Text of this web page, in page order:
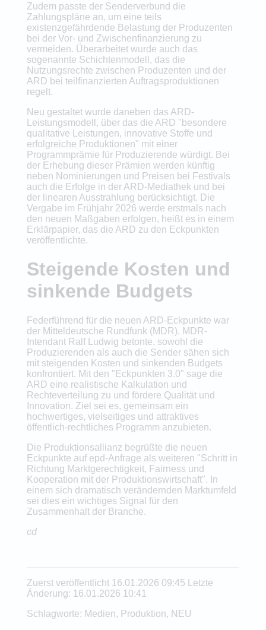
Zudem passte der Senderverbund die
Zahlungspläne an, um eine teils
existenzgefährdende Belastung der Produzenten
bei der Vor- und Zwischenfinanzierung zu
vermeiden. Überarbeitet wurde auch das
sogenannte Schichtenmodell, das die
Nutzungsrechte zwischen Produzenten und der
ARD bei teilfinanzierten Auftragsproduktionen
regelt.
Neu gestaltet wurde daneben das ARD-
Leistungsmodell, über das die ARD "besondere
qualitative Leistungen, innovative Stoffe und
erfolgreiche Produktionen" mit einer
Programmprämie für Produzierende würdigt. Bei
der Erhebung dieser Prämien werden künftig
neben Nominierungen und Preisen bei Festivals
auch die Erfolge in der ARD-Mediathek und bei
der linearen Ausstrahlung berücksichtigt. Die
Vergabe im Frühjahr 2026 werde erstmals nach
den neuen Maßgaben erfolgen, heißt es in einem
Erklärpapier, das die ARD zu den Eckpunkten
veröffentlichte.
Steigende Kosten und
sinkende Budgets
Federführend für die neuen ARD-Eckpunkte war
der Mitteldeutsche Rundfunk (MDR). MDR-
Intendant Ralf Ludwig betonte, sowohl die
Produzierenden als auch die Sender sähen sich
mit steigenden Kosten und sinkenden Budgets
konfrontiert. Mit den "Eckpunkten 3.0" sage die
ARD eine realistische Kalkulation und
Rechteverteilung zu und fördere Qualität und
Innovation. Ziel sei es, gemeinsam ein
hochwertiges, vielseitiges und attraktives
öffentlich-rechtliches Programm anzubieten.
Die Produktionsallianz begrüßte die neuen
Eckpunkte auf epd-Anfrage als weiteren "Schritt in
Richtung Marktgerechtigkeit, Fairness und
Kooperation mit der Produktionswirtschaft". In
einem sich dramatisch verändernden Marktumfeld
sei dies ein wichtiges Signal für den
Zusammenhalt der Branche.
cd
Zuerst veröffentlicht 16.01.2026 09:45 Letzte
Änderung: 16.01.2026 10:41
Schlagworte: Medien, Produktion, NEU